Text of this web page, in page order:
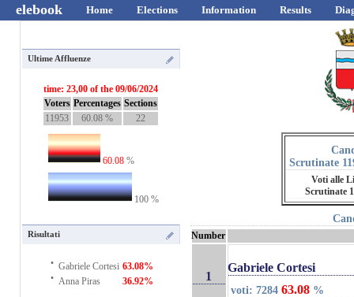
elebook Home Elections Information Results
Ultime Affluenze
time: 23,00 of the 09/06/2024
Voters Percentages Sections
11953
60.08 % 22
60.08 %
100 %
Risultati
· Gabriele Cortesi 63.08%
· Anna Piras 36.92%
Scrutinate
Voti alle
Scrutinate
Number
1
Gabriele Cortesi
voti: 728463.08 %